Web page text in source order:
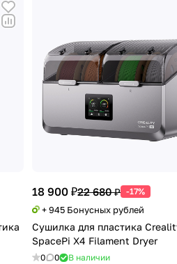
18 900 ₽22 680 ₽ -17%
+ 945 Бонусных рублей
Сушилка для пластика
SpacePi X4 Filament Dryer
0 0 В наличии